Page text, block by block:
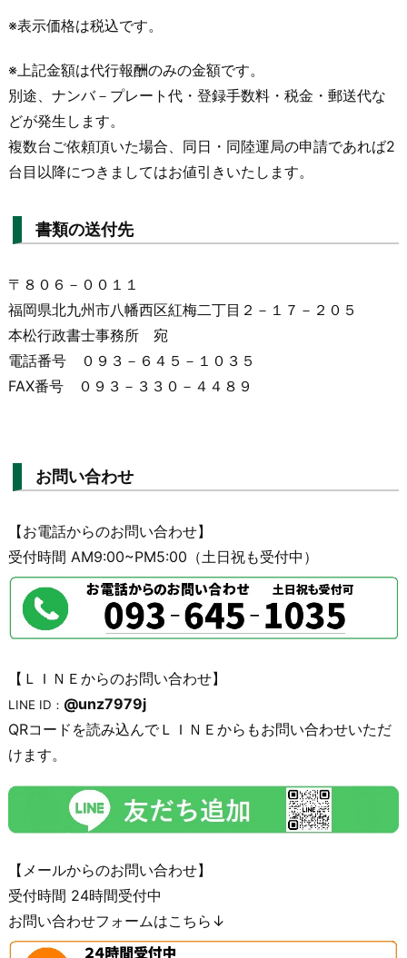
※表示価格は税込です。
※上記金額は代行報酬のみの金額です。
別途、ナンバ－プレート代・登録手数料・税金・郵送代な
どが発生します。
複数台ご依頼頂いた場合、同日・同陸運局の申請であれば2
台目以降につきましてはお値引きいたします。
書類の送付先
〒８０６－００１１
福岡県北九州市八幡西区紅梅二丁目２－１７－２０５
本松行政書士事務所 宛
電話番号 ０９３－６４５－１０３５
FAX番号 ０９３－３３０－４４８９
お問い合わせ
【お電話からのお問い合わせ】
受付時間 AM9:00~PM5:00（土日祝も受付中）
【ＬＩＮＥからのお問い合わせ】
LINE ID： @unz7979j
QRコードを読み込んでＬＩＮＥからもお問い合わせいただ
けます。
【メールからのお問い合わせ】
受付時間 24時間受付中
お問い合わせフォームはこちら↓